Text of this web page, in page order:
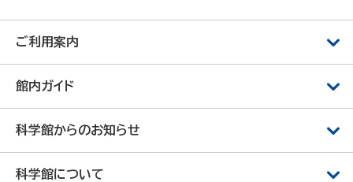
ご利用案内
館内ガイド
科学館からのお知らせ
科学館について